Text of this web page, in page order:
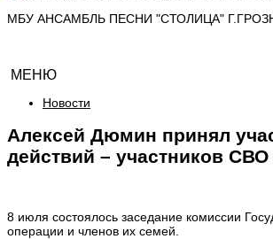
МБУ АНСАМБЛЬ ПЕСНИ "СТОЛИЦА"
МЕНЮ
Новости
Алексей Дюмин принял
действий – участников
8 июля состоялось заседание комиссии
операции и членов их семей.